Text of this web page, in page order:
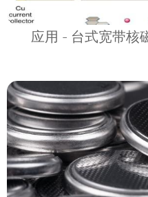
应用 - 台式宽带核